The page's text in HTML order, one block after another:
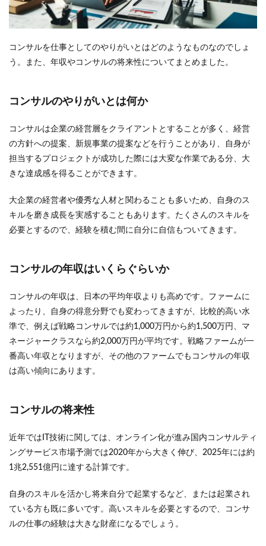
コンサルを仕事としてのやりがいとはどのようなものなのでしょ
う。また、年収やコンサルの将来性についてまとめました。
コンサルのやりがいとは何か
コンサルは企業の経営層をクライアントとすることが多く、経営
の方針への提案、新規事業の提案などを行うことがあり、自身が
担当するプロジェクトが成功した際には大変な作業である分、大
きな達成感を得ることができます。
大企業の経営者や優秀な人材と関わることも多いため、自身のス
キルを磨き成長を実感することもあります。たくさんのスキルを
必要とするので、経験を積む間に自分に自信もついてきます。
コンサルの年収はいくらぐらいか
コンサルの年収は、日本の平均年収よりも高めです。ファームに
よったり、自身の得意分野でも変わってきますが、比較的高い水
準で、例えば戦略コンサルでは約1,000万円から約1,500万円、マ
ネージャークラスなら約2,000万円が平均です。戦略ファームが一
番高い年収となりますが、その他のファームでもコンサルの年収
は高い傾向にあります。
コンサルの将来性
近年ではIT技術に関しては、オンライン化が進み国内コンサルティ
ングサービス市場予測では2020年から大きく伸び、2025年には約
1兆2,551億円に達する計算です。
自身のスキルを活かし将来自分で起業するなど、または起業され
ている方も既に多いです。高いスキルを必要とするので、コンサ
ルの仕事の経験は大きな財産になるでしょう。